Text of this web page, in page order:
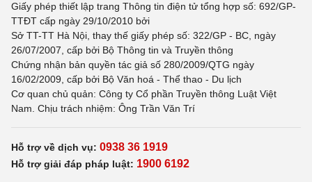
Giấy phép thiết lập trang Thông tin điện tử tổng hợp số: 692/GP-
TTĐT cấp ngày 29/10/2010 bởi
Sở TT-TT Hà Nội, thay thế giấy phép số: 322/GP - BC, ngày
26/07/2007, cấp bởi Bộ Thông tin và Truyền thông
Chứng nhận bản quyền tác giả số 280/2009/QTG ngày
16/02/2009, cấp bởi Bộ Văn hoá - Thể thao - Du lịch
Cơ quan chủ quản: Công ty Cổ phần Truyền thông Luật Việt
Nam. Chịu trách nhiệm: Ông Trần Văn Trí
Hỗ trợ về dịch vụ: 0938 36 1919
Hỗ trợ giải đáp pháp luật: 1900 6192